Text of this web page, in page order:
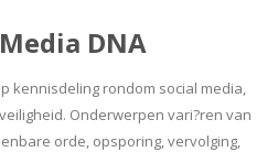
DNA
kennisdeling rondom social media,
Onderwerpen vari?ren van
orde, opsporing, vervolging,